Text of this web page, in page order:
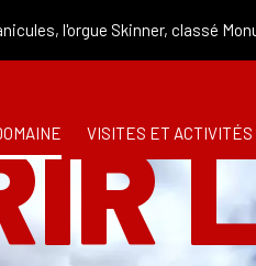
Skinner, classé Monument
VISITES ET ACTIVITÉS